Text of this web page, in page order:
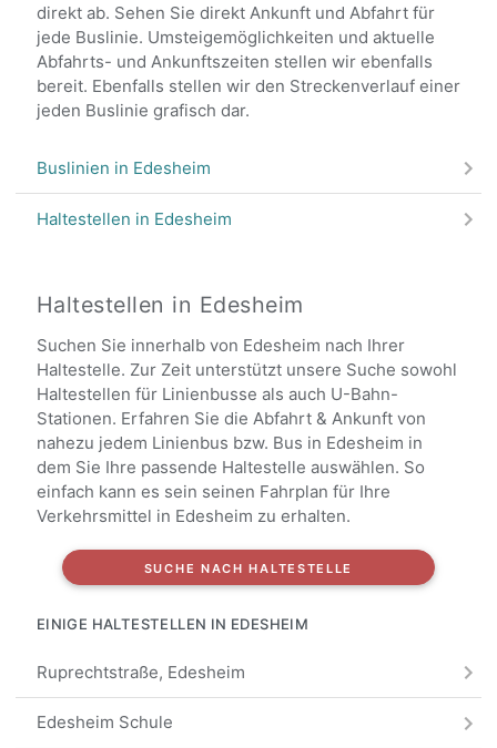
direkt ab. Sehen Sie direkt Ankunft und Abfahrt für
jede Buslinie. Umsteigemöglichkeiten und aktuelle
Abfahrts- und Ankunftszeiten stellen wir ebenfalls
bereit. Ebenfalls stellen wir den Streckenverlauf einer
jeden Buslinie grafisch dar.
Buslinien in Edesheim
Haltestellen in Edesheim
Haltestellen in Edesheim
Suchen Sie innerhalb von Edesheim nach Ihrer
Haltestelle. Zur Zeit unterstützt unsere Suche sowohl
Haltestellen für Linienbusse als auch U-Bahn-
Stationen. Erfahren Sie die Abfahrt & Ankunft von
nahezu jedem Linienbus bzw. Bus in Edesheim in
dem Sie Ihre passende Haltestelle auswählen. So
einfach kann es sein seinen Fahrplan für Ihre
Verkehrsmittel in Edesheim zu erhalten.
SUCHE NACH HALTESTELLE
EINIGE HALTESTELLEN IN EDESHEIM
Ruprechtstraße, Edesheim
Edesheim Schule